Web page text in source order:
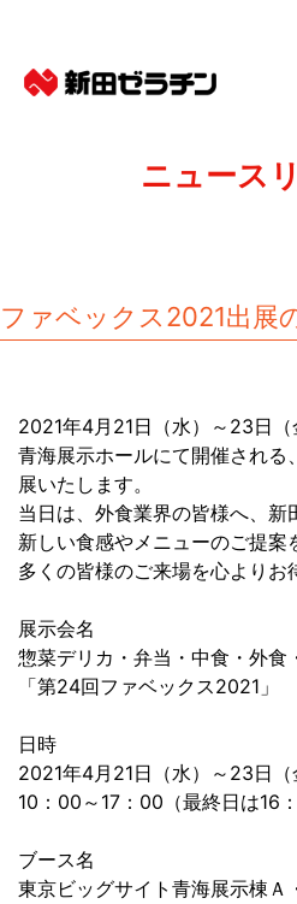
ニュース
ファベックス2021出展
2021年4月21日（水）～23日（
青海展示ホールにて開催される
展いたします。
当日は、外食業界の皆様へ、新
新しい食感やメニューのご提案
多くの皆様のご来場を心よりお
展示会名
惣菜デリカ・弁当・中食・外食
「第24回ファベックス2021」
日時
2021年4月21日（水）～23日（
10：00～17：00（最終日は16
ブース名
東京ビッグサイト青海展示棟Ａ